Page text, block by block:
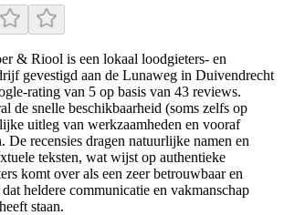
& Riool is een lokaal loodgieters- en
gevestigd aan de Lunaweg in Duivendrecht
rating van 5 op basis van 43 reviews.
de snelle beschikbaarheid (soms zelfs op
uitleg van werkzaamheden en vooraf
De recensies dragen natuurlijke namen en
teksten, wat wijst op authentieke
komt over als een zeer betrouwbaar en
heldere communicatie en vakmanschap
staan.